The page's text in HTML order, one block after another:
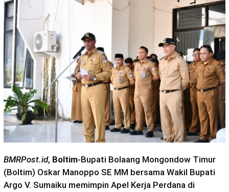
BMRPost.id, Boltim-Bupati Bolaang Mongondow Timur
(Boltim) Oskar Manoppo SE MM bersama Wakil Bupati
Argo V. Sumaiku memimpin Apel Kerja Perdana di